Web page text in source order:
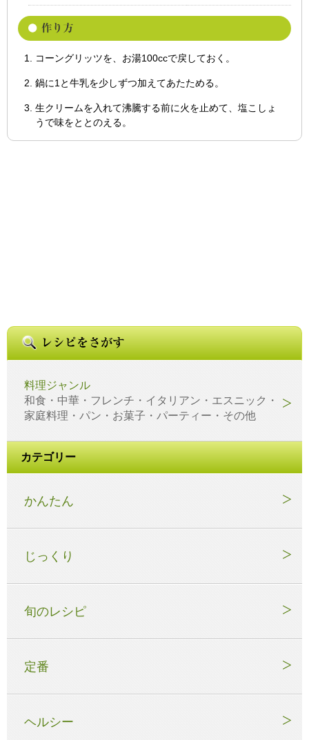
コーングリッツを、お湯100ccで戻しておく。
鍋に1と牛乳を少しずつ加えてあたためる。
生クリームを入れて沸騰する前に火を止めて、塩こしょ
うで味をととのえる。
料理ジャンル
和食・中華・フレンチ・イタリアン・エスニック・
家庭料理・パン・お菓子・パーティー・その他
カテゴリー
かんたん
じっくり
旬のレシピ
定番
ヘルシー